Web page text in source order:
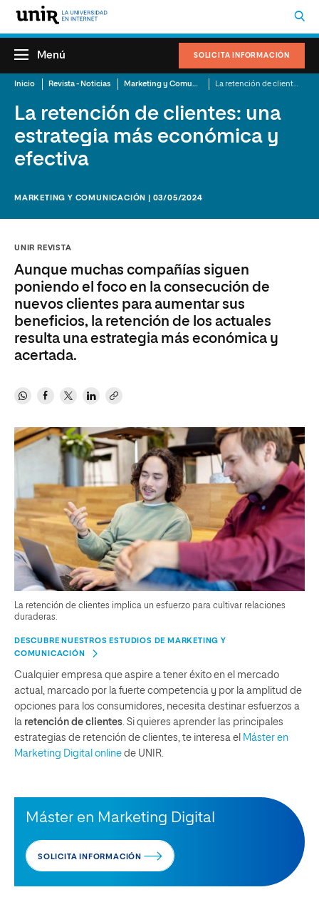
SOLICITA INFORMACIÓN
Menú
Inicio Revista - Noticias Marketing y Comunicación
La retención de clientes: una
estrategia más económica y
efectiva
MARKETING Y COMUNICACIÓN | 03/05/2024
UNIR REVISTA
Aunque muchas compañías siguen
poniendo el foco en la consecución de
nuevos clientes para aumentar sus
beneficios, la retención de los actuales
resulta una estrategia más económica y
acertada.
La retención de clientes implica un esfuerzo para cultivar relaciones
duraderas.
DESCUBRE NUESTROS ESTUDIOS DE MARKETING Y
COMUNICACIÓN
Cualquier empresa que aspire a tener éxito en el mercado
actual, marcado por la fuerte competencia y por la amplitud de
opciones para los consumidores, necesita destinar esfuerzos a
la retención de clientes . Si quieres aprender las principales
estrategias de retención de clientes, te interesa el Máster en
Marketing Digital online de UNIR.
Máster en Marketing Digital
SOLICITA INFORMACIÓN